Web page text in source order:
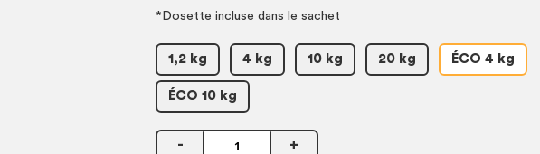
*Dosette incluse dans le sachet
1,2 kg 4 kg 10 kg 20 kg ÉCO 4 kg
ÉCO 10 kg
- +